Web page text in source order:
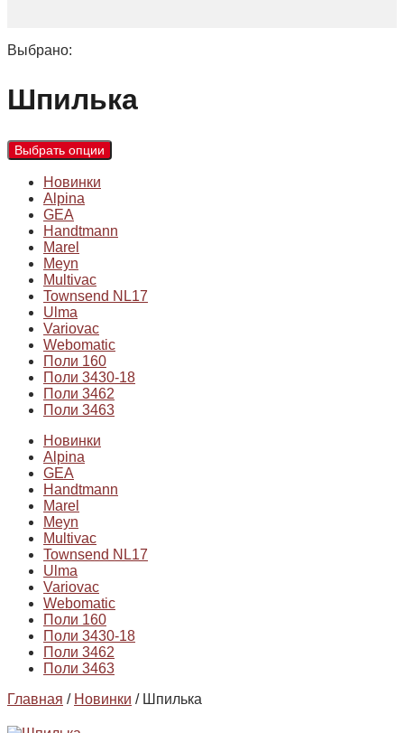
Выбрано:
Шпилька
Выбрать опции
Новинки
Alpina
GEA
Handtmann
Marel
Meyn
Multivac
Townsend NL17
Ulma
Variovac
Webomatic
Поли 160
Поли 3430-18
Поли 3462
Поли 3463
Новинки
Alpina
GEA
Handtmann
Marel
Meyn
Multivac
Townsend NL17
Ulma
Variovac
Webomatic
Поли 160
Поли 3430-18
Поли 3462
Поли 3463
Главная / Новинки / Шпилька